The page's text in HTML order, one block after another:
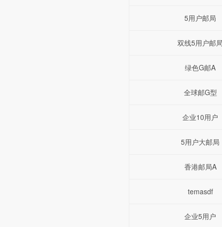
5用户邮局
双线5用户邮
绿色G邮A
全球邮G型
企业10用户
5用户大邮局
香港邮局A
temasdf
企业5用户